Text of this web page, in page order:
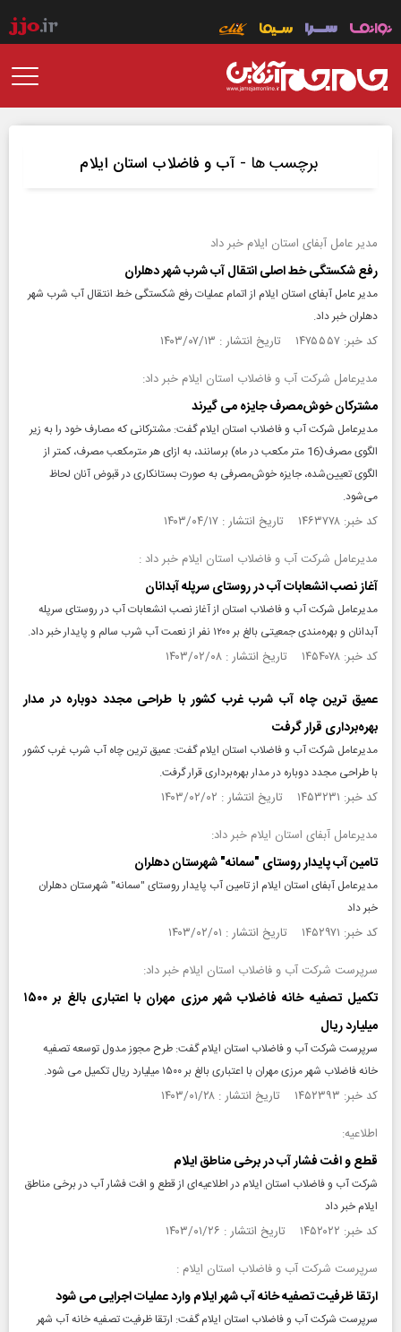
برچسب ها - آب و فاضلاب استان ایلام
مدیر عامل آبفای استان ایلام خبر داد
رفع شکستگی خط اصلی انتقال آب شرب شهر دهلران
مدیر عامل آبفای استان ایلام از اتمام عملیات رفع شکستگی خط انتقال آب شرب شهر
دهلران خبر داد.
کد خبر: ۱۴۷۵۵۵۷ تاریخ انتشار : ۱۴۰۳/۰۷/۱۳
مدیرعامل شرکت آب و فاضلاب استان ایلام خبر داد:
مشترکان خوش‌مصرف جایزه می گیرند
مدیرعامل شرکت آب و فاضلاب استان ایلام گفت: مشترکانی که مصارف خود را به زیر
الگوی مصرف(16 متر مکعب در ماه) برسانند، به ازای هر مترمکعب مصرف، کمتر از
الگوی تعیین‌شده، جایزه خوش‌مصرفی به صورت بستانکاری در قبوض آنان لحاظ
می‌شود.
کد خبر: ۱۴۶۳۷۷۸ تاریخ انتشار : ۱۴۰۳/۰۴/۱۷
مدیرعامل شرکت آب و فاضلاب استان ایلام خبر داد :
آغاز نصب انشعابات آب در روستای سرپله آبدانان
مدیرعامل شرکت آب و فاضلاب استان از آغاز نصب انشعابات آب در روستای سرپله
آبدانان و بهره‌مندی جمعیتی بالغ بر ۱۲۰۰ نفر از نعمت آب شرب سالم و پایدار خبر داد.
کد خبر: ۱۴۵۴۰۷۸ تاریخ انتشار : ۱۴۰۳/۰۲/۰۸
عمیق ترین چاه آب شرب غرب کشور با طراحی مجدد دوباره در مدار
بهره‌برداری قرار گرفت
مدیرعامل شرکت آب و فاضلاب استان ایلام گفت: عمیق ترین چاه آب شرب غرب کشور
با طراحی مجدد دوباره در مدار بهره‌برداری قرار گرفت.
کد خبر: ۱۴۵۳۲۳۱ تاریخ انتشار : ۱۴۰۳/۰۲/۰۲
مدیرعامل آبفای استان ایلام خبر داد:
تامین آب پایدار روستای "سمانه" شهرستان دهلران
مدیرعامل آبفای استان ایلام از تامین آب پایدار روستای "سمانه" شهرستان دهلران
خبر داد
کد خبر: ۱۴۵۲۹۷۱ تاریخ انتشار : ۱۴۰۳/۰۲/۰۱
سرپرست شرکت آب و فاضلاب استان ایلام خبر داد:
تکمیل تصفیه خانه فاضلاب شهر مرزی مهران با اعتباری بالغ بر ۱۵۰۰
میلیارد ریال
سرپرست شرکت آب و فاضلاب استان ایلام گفت: طرح مجوز مدول توسعه تصفیه
خانه فاضلاب شهر مرزی مهران با اعتباری بالغ بر ۱۵۰۰ میلیارد ریال تکمیل می شود.
کد خبر: ۱۴۵۲۳۹۳ تاریخ انتشار : ۱۴۰۳/۰۱/۲۸
اطلاعیه:
قطع و افت فشار آب در برخی مناطق ایلام
شرکت آب و فاضلاب استان ایلام در اطلاعیه‌ای از قطع و افت فشار آب در برخی مناطق
ایلام خبر داد
کد خبر: ۱۴۵۲۰۲۲ تاریخ انتشار : ۱۴۰۳/۰۱/۲۶
سرپرست شرکت آب و فاضلاب استان ایلام :
ارتقا ظرفیت تصفیه خانه آب شهر ایلام وارد عملیات اجرایی می شود
سرپرست شرکت آب و فاضلاب استان ایلام گفت: ارتقا ظرفیت تصفیه خانه آب شهر